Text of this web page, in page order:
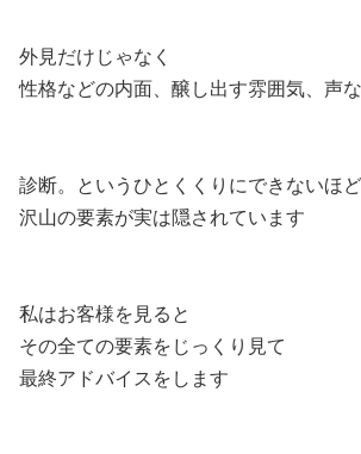
外見だけじゃなく
性格などの内面、醸し出す雰囲気、声
診断。というひとくくりにできないほど
沢山の要素が実は隠されています
私はお客様を見ると
その全ての要素をじっくり見て
最終アドバイスをします